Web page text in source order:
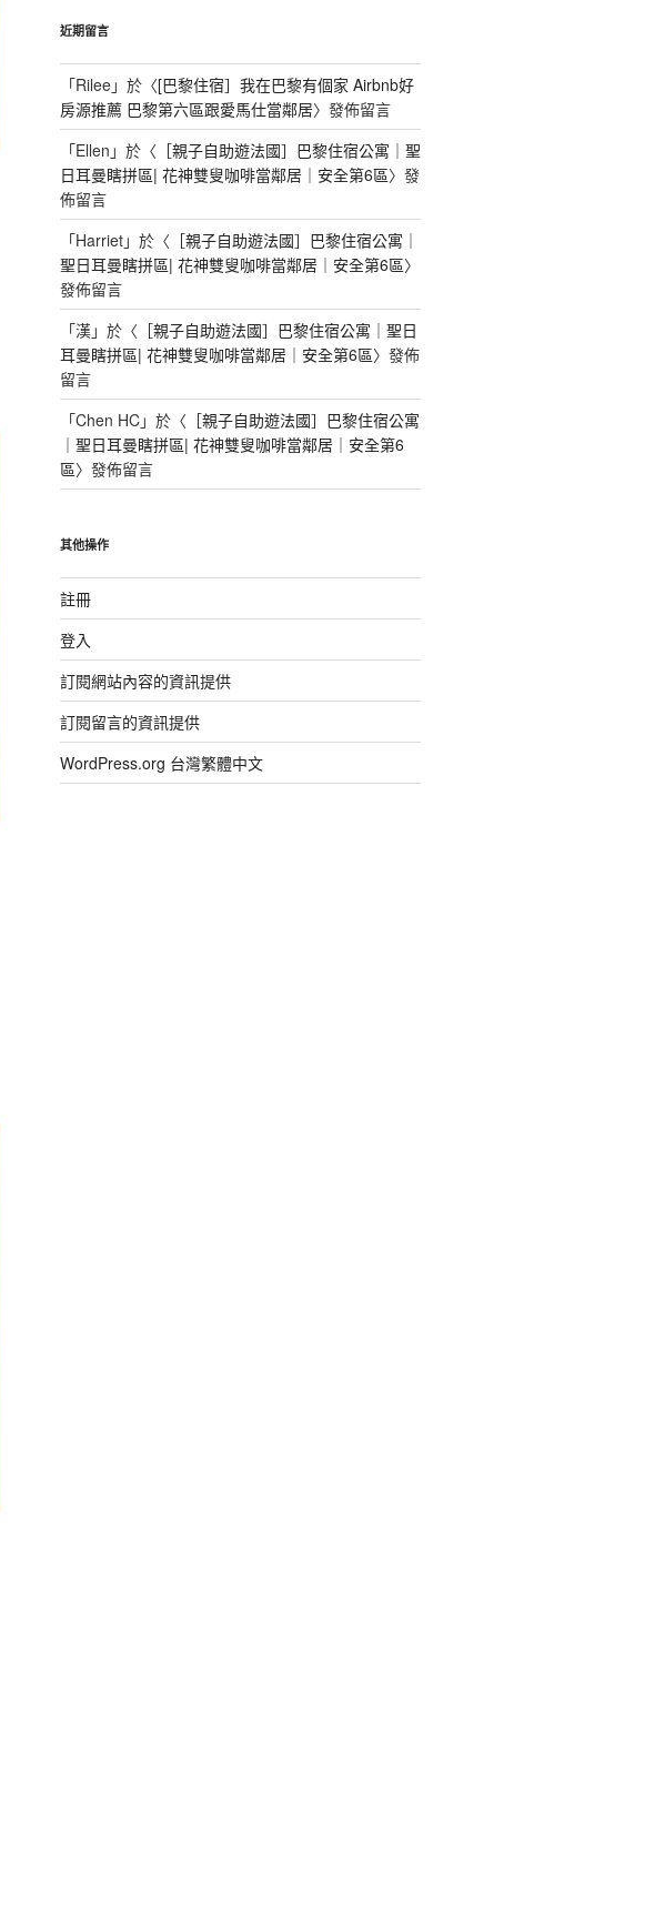
近期留言
「Rilee」於〈[巴黎住宿］我在巴黎有個家 Airbnb好
房源推薦 巴黎第六區跟愛馬仕當鄰居〉發佈留言
「Ellen 」於〈 ［親子自助遊法國］巴黎住宿公寓｜聖
日耳曼瞎拼區| 花神雙叟咖啡當鄰居｜安全第6區〉發
佈留言
「Harriet」於〈 ［親子自助遊法國］巴黎住宿公寓｜
聖日耳曼瞎拼區| 花神雙叟咖啡當鄰居｜安全第6區〉
發佈留言
「漢」於〈 ［親子自助遊法國］巴黎住宿公寓｜聖日
耳曼瞎拼區| 花神雙叟咖啡當鄰居｜安全第6區〉發佈
留言
「Chen HC」於〈 ［親子自助遊法國］巴黎住宿公寓
｜聖日耳曼瞎拼區| 花神雙叟咖啡當鄰居｜安全第6
區〉發佈留言
其他操作
註冊
登入
訂閱網站內容的資訊提供
訂閱留言的資訊提供
WordPress.org 台灣繁體中文